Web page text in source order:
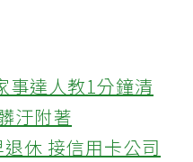
事達人教1分鐘清
汙附著
休 接信用卡公司